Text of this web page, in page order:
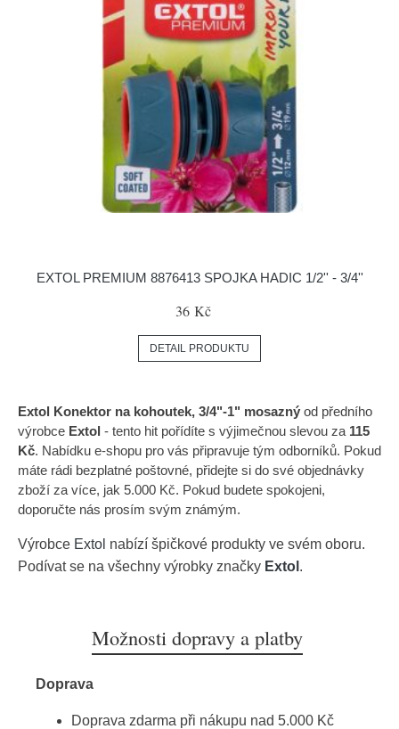
EXTOL PREMIUM 8876413 SPOJKA HADIC 1/2'' - 3/4''
36 Kč
DETAIL PRODUKTU
Extol Konektor na kohoutek, 3/4"-1" mosazný od předního
výrobce Extol - tento hit pořídíte s výjimečnou slevou za 115
Kč. Nabídku e-shopu pro vás připravuje tým odborníků. Pokud
máte rádi bezplatné poštovné, přidejte si do své objednávky
zboží za více, jak 5.000 Kč. Pokud budete spokojeni,
doporučte nás prosím svým známým.
Výrobce Extol nabízí špičkové produkty ve svém oboru.
Podívat se na všechny výrobky značky Extol .
Možnosti dopravy a platby
Doprava
Doprava zdarma při nákupu nad 5.000 Kč